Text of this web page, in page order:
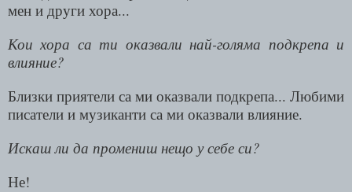
мен и други хора...
Кои хора са ти оказвали най-голяма подкрепа и
влияние?
Близки приятели са ми оказвали подкрепа... Любими
писатели и музиканти са ми оказвали влияние.
Искаш ли да промениш нещо у себе си?
Не!